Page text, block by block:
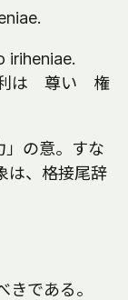
iriheniae.
は 尊い 権
」の意。すな
は、格接尾辞
である。